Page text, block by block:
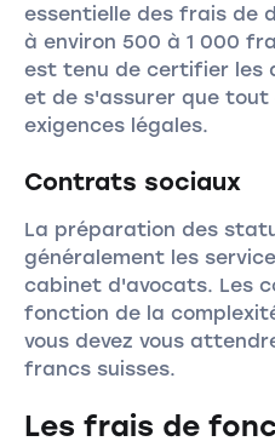
essentielle des frais de
à environ 500 à 1 000
est tenu de certifier les
et de s'assurer que
exigences légales.
Contrats sociaux
La préparation des
généralement les
cabinet d'avocats. Les
fonction de la
vous devez vous
francs suisses.
Les frais de